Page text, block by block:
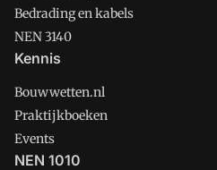
Bedrading en kabels
NEN 3140
Kennis
Bouwwetten.nl
Praktijkboeken
Events
NEN 1010